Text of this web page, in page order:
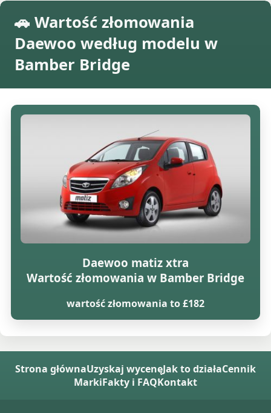
🚗 Wartość złomowania
Daewoo według modelu w
Bamber Bridge
Daewoo matiz xtra
Wartość złomowania w Bamber Bridge
wartość złomowania to £182
Strona głównaUzyskaj wycenęJak to działaCennik
MarkiFakty i FAQKontakt